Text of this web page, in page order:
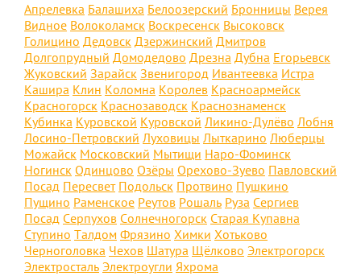
Апрелевка Балашиха Белоозерский Бронницы Верея
Видное Волоколамск Воскресенск Высоковск
Голицино Дедовск Дзержинский Дмитров
Долгопрудный Домодедово Дрезна Дубна Егорьевск
Жуковский Зарайск Звенигород Ивантеевка Истра
Кашира Клин Коломна Королев Красноармейск
Красногорск Краснозаводск Краснознаменск
Кубинка Куровской Куровской Ликино-Дулёво Лобня
Лосино-Петровский Луховицы Лыткарино Люберцы
Можайск Московский Мытищи Наро-Фоминск
Ногинск Одинцово Озёры Орехово-Зуево Павловский
Посад Пересвет Подольск Протвино Пушкино
Пущино Раменское Реутов Рошаль Руза Сергиев
Посад Серпухов Солнечногорск Старая Купавна
Ступино Талдом Фрязино Химки Хотьково
Черноголовка Чехов Шатура Щёлково Электрогорск
Электросталь Электроугли Яхрома